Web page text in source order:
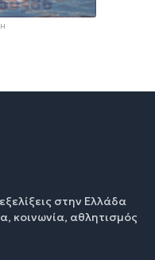
στην Ελλάδα
κοινωνία, αθλητισμός